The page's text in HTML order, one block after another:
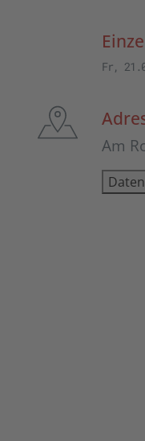
Fr,
Am